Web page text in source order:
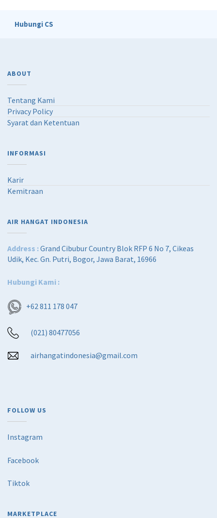
Hubungi CS
ABOUT
Tentang Kami
Privacy Policy
Syarat dan Ketentuan
INFORMASI
Karir
Kemitraan
AIR HANGAT INDONESIA
Address :Grand Cibubur Country Blok RFP 6 No 7, Cikeas
Udik, Kec. Gn. Putri, Bogor, Jawa Barat, 16966
Hubungi Kami :
+62 811 178 047
(021) 80477056
airhangatindonesia@gmail.com
FOLLOW US
Instagram
Facebook
Tiktok
MARKETPLACE